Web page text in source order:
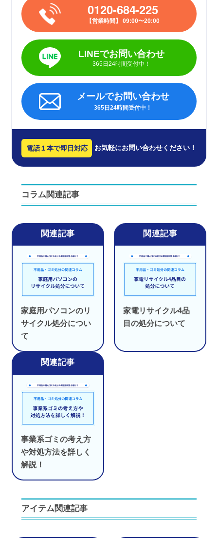
0120-684-225
営業時間 09:00〜20:00
LINEでお問い合わせ
365日24時間受付中！
メールでお問い合わせ
365日24時間受付中！
電話１本で即日対応 お気軽にお問い合わせください！
コラム関連記事
家庭用パソコンのリ
サイクル処分につい
て
家電リサイクル4品
目の処分について
事業系ゴミの考え方
や対処方法を詳しく
解説！
アイテム関連記事